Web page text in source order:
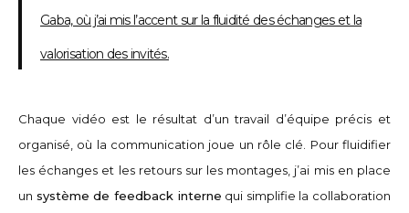
Gaba, où j’ai mis l’accent sur la fluidité des échanges et la
valorisation des invités.
Chaque vidéo est le résultat d’un travail d’équipe précis et
organisé, où la communication joue un rôle clé. Pour fluidifier
les échanges et les retours sur les montages, j’ai mis en place
un système de feedback interne qui simplifie la collaboration